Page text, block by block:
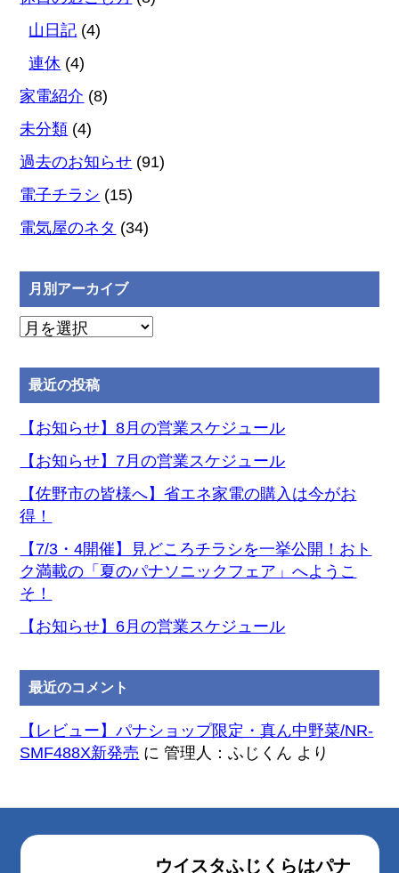
山日記 (4)
連休 (4)
家電紹介 (8)
未分類 (4)
過去のお知らせ (91)
電子チラシ (15)
電気屋のネタ (34)
月別アーカイブ
月
ア
カ
ブ
最近の投稿
【お知らせ】8月の営業スケジュール
【お知らせ】7月の営業スケジュール
【佐野市の皆様へ】省エネ家電の購入は今がお
得！
【7/3・4開催】見どころチラシを一挙公開！おト
ク満載の「夏のパナソニックフェア」へようこ
そ！
【お知らせ】6月の営業スケジュール
最近のコメント
【レビュー】パナショップ限定・真ん中野菜/NR-
SMF488X新発売 に管理人：ふじくん より
ウイスタふじくらはパナ